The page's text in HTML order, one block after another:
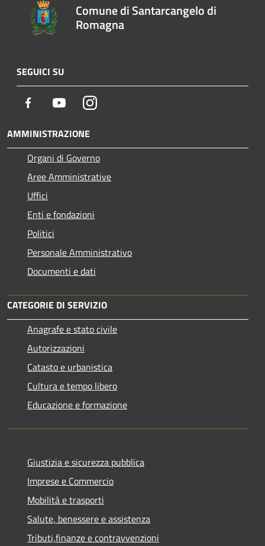
Comune di Santarcangelo di
Romagna
SEGUICI SU
Facebook YoutubeInstagram
AMMINISTRAZIONE
Organi di Governo
Aree Amministrative
Uffici
Enti e fondazioni
Politici
Personale Amministrativo
Documenti e dati
CATEGORIE DI SERVIZIO
Anagrafe e stato civile
Autorizzazioni
Catasto e urbanistica
Cultura e tempo libero
Educazione e formazione
Giustizia e sicurezza pubblica
Imprese e Commercio
Mobilità e trasporti
Salute, benessere e assistenza
Tributi,finanze e contravvenzioni